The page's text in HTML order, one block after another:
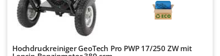
Tornado
Tre Spade
Trev - Abrek - TecnoVIR
Trotec
Hochdruckreiniger GeoTech Pro PWP 17/250 ZW mit